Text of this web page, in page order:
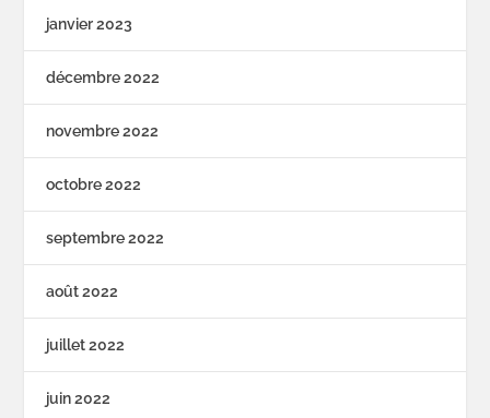
janvier 2023
décembre 2022
novembre 2022
octobre 2022
septembre 2022
août 2022
juillet 2022
juin 2022